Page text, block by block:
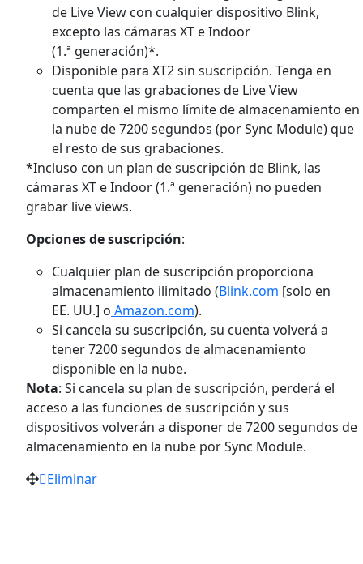
de Live View con cualquier dispositivo Blink,
excepto las cámaras XT e Indoor
(1.ª generación)*.
Disponible para XT2 sin suscripción. Tenga en
cuenta que las grabaciones de Live View
comparten el mismo límite de almacenamiento en
la nube de 7200 segundos (por Sync Module) que
el resto de sus grabaciones.
*Incluso con un plan de suscripción de Blink, las
cámaras XT e Indoor (1.ª generación) no pueden
grabar live views.
Opciones de suscripción:
Cualquier plan de suscripción proporciona
almacenamiento ilimitado (Blink.com [solo en
EE. UU.] o Amazon.com).
Si cancela su suscripción, su cuenta volverá a
tener 7200 segundos de almacenamiento
disponible en la nube.
Nota: Si cancela su plan de suscripción, perderá el
acceso a las funciones de suscripción y sus
dispositivos volverán a disponer de 7200 segundos de
almacenamiento en la nube por Sync Module.
Eliminar